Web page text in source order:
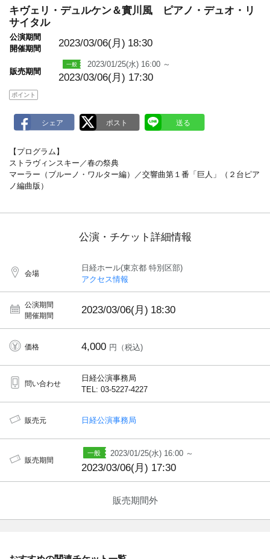
キヴェリ・デュルケン＆實川風 ピアノ・デュオ・リ
サイタル
公演期間
開催期間
2023/03/06(月) 18:30
販売期間
2023/01/25(水) 16:00 ～
2023/03/06(月) 17:30
ポイント
【プログラム】
ストラヴィンスキー／春の祭典
マーラー（ブルーノ・ワルター編）／交響曲第１番「巨人」（２台ピア
ノ編曲版）
公演・チケット詳細情報
会場
日経ホール(東京都 特別区部)
アクセス情報
公演期間
開催期間
2023/03/06(月) 18:30
価格 4,000 円（税込)
問い合わせ
日経公演事務局
TEL: 03-5227-4227
販売元 日経公演事務局
販売期間
2023/01/25(水) 16:00 ～
2023/03/06(月) 17:30
販売期間外